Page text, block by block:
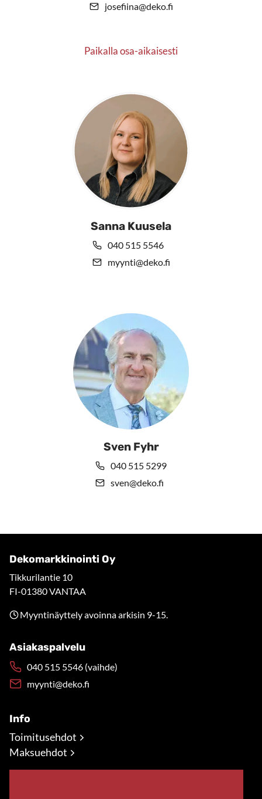
josefiina@deko.fi
Paikalla osa-aikaisesti
Sanna Kuusela
040 515 5546
myynti@deko.fi
Sven Fyhr
040 515 5299
sven@deko.fi
Dekomarkkinointi Oy
Tikkurilantie 10
FI-01380 VANTAA
Myyntinäyttely avoinna arkisin 9-15.
Asiakaspalvelu
040 515 5546 (vaihde)
myynti@deko.fi
Info
Toimitusehdot
Maksuehdot